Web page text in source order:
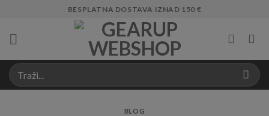
content
BESPLATNA DOSTAVA IZNAD 150 €
BLOG